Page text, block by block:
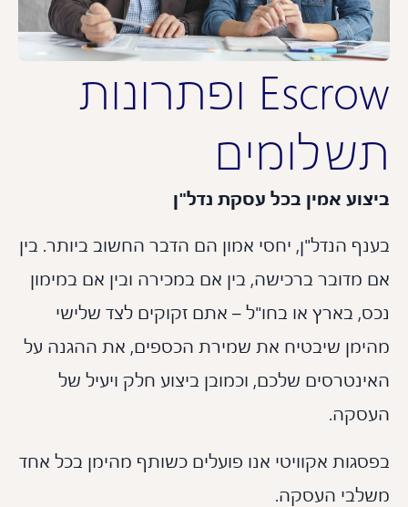
Escrow ופתרונות
אמין בכל עסקת נדל"ן
הנדל"ן, יחסי אמון הם הדבר החשוב ביותר. בין
מדובר ברכישה, בין אם במכירה ובין אם במימון
בארץ או בחו"ל – אתם זקוקים לצד שלישי
שיבטיח את שמירת הכספים, את ההגנה על
שלכם, וכמובן ביצוע חלק ויעיל של
אקוויטי אנו פועלים כשותף מהימן בכל אחד
העסקה.